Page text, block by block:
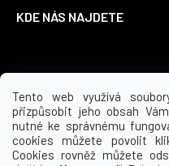
Tento web využívá
přizpůsobit jeho obsah
nutné ke správnému
cookies můžete povolit
Cookies rovněž můžete
KDE NÁS NAJDETE